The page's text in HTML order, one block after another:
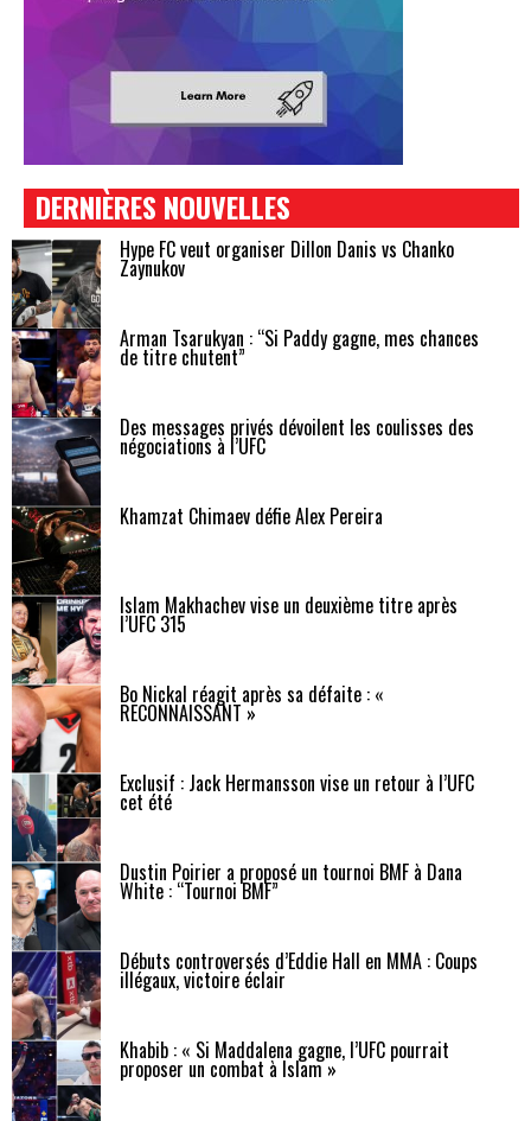
DERNIÈRES NOUVELLES
Hype FC veut organiser Dillon Danis vs Chanko
Zaynukov
Arman Tsarukyan : “Si Paddy gagne, mes chances
de titre chutent”
Des messages privés dévoilent les coulisses des
négociations à l’UFC
Khamzat Chimaev défie Alex Pereira
Islam Makhachev vise un deuxième titre après
l’UFC 315
Bo Nickal réagit après sa défaite : «
RECONNAISSANT »
Exclusif : Jack Hermansson vise un retour à l’UFC
cet été
Dustin Poirier a proposé un tournoi BMF à Dana
White : “Tournoi BMF”
Débuts controversés d’Eddie Hall en MMA : Coups
illégaux, victoire éclair
Khabib : « Si Maddalena gagne, l’UFC pourrait
proposer un combat à Islam »